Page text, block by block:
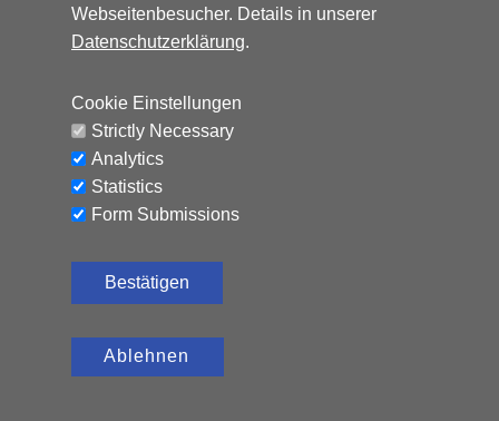
12.990€
Automatik
CO₂-Emissionen (kombiniert): 120 g/km, Kraftstoffverbrauch
Webseitenbesucher. Details in unserer
Datenschutzerklärung.
Cookie Einstellungen
Strictly Necessary
Analytics
Statistics
Form Submissions
Bestätigen
Ablehnen